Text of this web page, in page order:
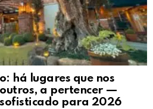
há lugares que nos
a pertencer —
para 2026